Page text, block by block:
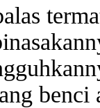
benci